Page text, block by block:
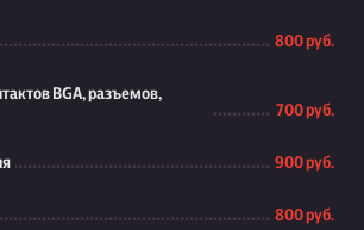
800 руб.
BGA, разъемов,
700 руб.
900 руб.
800 руб.